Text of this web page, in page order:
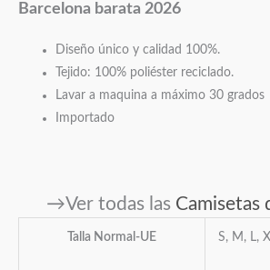
Barcelona barata 2026
Diseño único y calidad 100%.
Tejido: 100% poliéster reciclado.
Lavar a maquina a máximo 30 grados
Importado
→Ver todas las Camisetas
Talla Normal-UE S, M, L,